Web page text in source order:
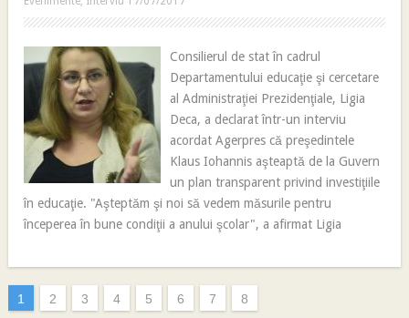
Consilierul de stat în cadrul
Departamentului educaţie şi cercetare
al Administraţiei Prezidenţiale, Ligia
Deca, a declarat într-un interviu
acordat Agerpres că preşedintele
Klaus Iohannis aşteaptă de la Guvern
un plan transparent privind investiţiile
în educaţie. "Aşteptăm şi noi să vedem măsurile pentru
începerea în bune condiţii a anului şcolar", a afirmat Ligia
1 2 3 4 5 6 7 8